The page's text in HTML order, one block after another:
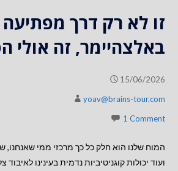
זו לא רק דרך
באלצהיימר, זה אולי
15/06/2026
yoav@brains-tour.com
1 Comment
המוח שלנו הוא חלק כל כך מרכזי ממי
ועוד יכולות קוגניטיביות נדמית בעינינו לאיבוד